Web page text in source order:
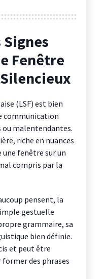
Signes
Fenêtre
(LSF) est bien
communication
ou malentendantes.
riche en nuances
une fenêtre sur un
compris par la
pensent, la
gestuelle
grammaire, sa
bien définie.
et peut être
former des phrases